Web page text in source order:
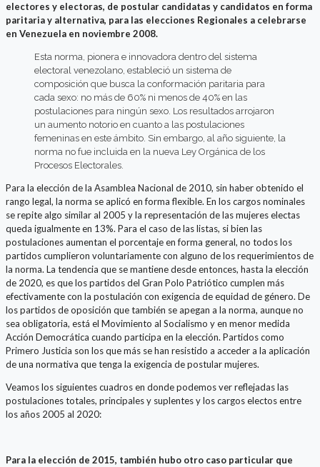
electores y electoras, de postular candidatas y candidatos en forma
paritaria y alternativa, para las elecciones Regionales a celebrarse
en Venezuela en noviembre 2008.
Esta norma, pionera e innovadora dentro del sistema
electoral venezolano, estableció un sistema de
composición que busca la conformación paritaria para
cada sexo: no más de 60% ni menos de 40% en las
postulaciones para ningún sexo. Los resultados arrojaron
un aumento notorio en cuanto a las postulaciones
femeninas en este ámbito. Sin embargo, al año siguiente, la
norma no fue incluida en la nueva Ley Orgánica de los
Procesos Electorales.
Para la elección de la Asamblea Nacional de 2010, sin haber obtenido el
rango legal, la norma se aplicó en forma flexible. En los cargos nominales
se repite algo similar al 2005 y la representación de las mujeres electas
queda igualmente en 13%. Para el caso de las listas, si bien las
postulaciones aumentan el porcentaje en forma general, no todos los
partidos cumplieron voluntariamente con alguno de los requerimientos de
la norma. La tendencia que se mantiene desde entonces, hasta la elección
de 2020, es que los partidos del Gran Polo Patriótico cumplen más
efectivamente con la postulación con exigencia de equidad de género. De
los partidos de oposición que también se apegan a la norma, aunque no
sea obligatoria, está el Movimiento al Socialismo y en menor medida
Acción Democrática cuando participa en la elección. Partidos como
Primero Justicia son los que más se han resistido a acceder a la aplicación
de una normativa que tenga la exigencia de postular mujeres.
Veamos los siguientes cuadros en donde podemos ver reflejadas las
postulaciones totales, principales y suplentes y los cargos electos entre
los años 2005 al 2020:
Para la elección de 2015, también hubo otro caso particular que